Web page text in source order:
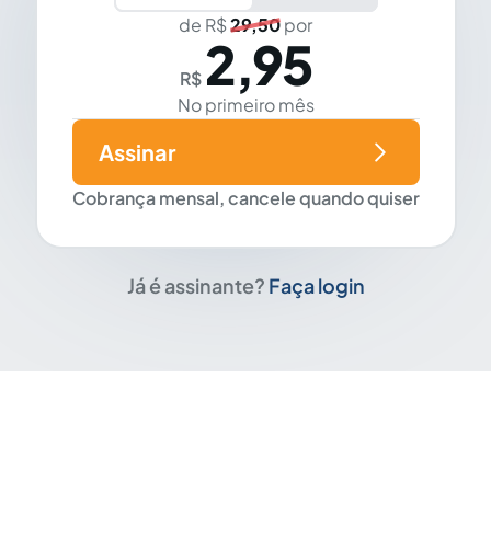
de R$29,50por
R$ 2,95
No primeiro mês
Cobrança mensal, cancele quando quiser
Assinar
Já é assinante? Faça login